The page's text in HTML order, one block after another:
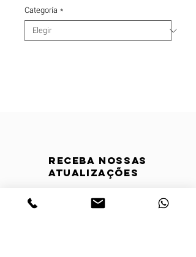
Categoría *
Receba nossas
atualizações